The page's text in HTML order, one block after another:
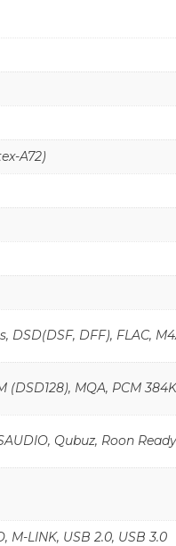
A72)
DSD(DSF, DFF), FLAC,
(DSD128), MQA, PCM
Qubuz, Roon
M-LINK, USB 2.0, USB 3.0